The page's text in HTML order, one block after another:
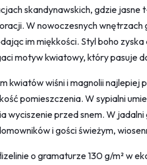
skandynawskich, gdzie jasne
W nowoczesnych wnętrzach
im miękkości. Styl boho
motyw kwiatowy, który pasuje
kwiatów wiśni i magnolii najlepiej
pomieszczenia. W sypialni
wyciszenie przed snem. W
i gości świeżym,
o gramaturze 130 g/m² w